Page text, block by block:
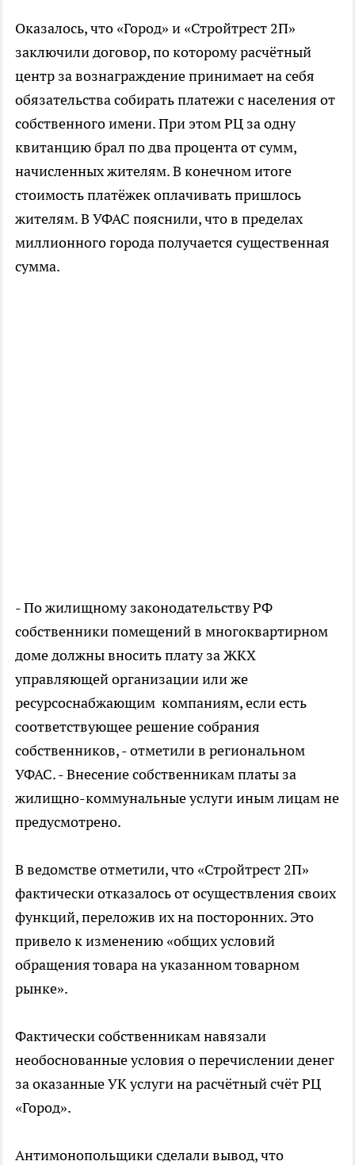
Оказалось, что «Город» и «Стройтрест 2П»
заключили договор, по которому расчётный
центр за вознаграждение принимает на себя
обязательства собирать платежи с населения от
собственного имени. При этом РЦ за одну
квитанцию брал по два процента от сумм,
начисленных жителям. В конечном итоге
стоимость платёжек оплачивать пришлось
жителям. В УФАС пояснили, что в пределах
миллионного города получается существенная
сумма.
- По жилищному законодательству РФ
собственники помещений в многоквартирном
доме должны вносить плату за ЖКХ
управляющей организации или же
ресурсоснабжающим компаниям, если есть
соответствующее решение собрания
собственников, - отметили в региональном
УФАС. - Внесение собственникам платы за
жилищно-коммунальные услуги иным лицам не
предусмотрено.
В ведомстве отметили, что «Стройтрест 2П»
фактически отказалось от осуществления своих
функций, переложив их на посторонних. Это
привело к изменению «общих условий
обращения товара на указанном товарном
рынке».
Фактически собственникам навязали
необоснованные условия о перечислении денег
за оказанные УК услуги на расчётный счёт РЦ
«Город».
Антимонопольщики сделали вывод, что